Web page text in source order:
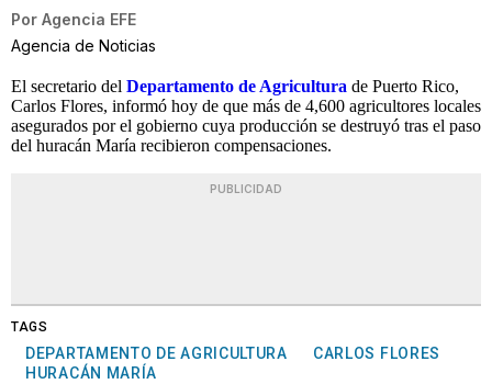
Por Agencia EFE
Agencia de Noticias
El secretario del Departamento de Agricultura de Puerto Rico,
Carlos Flores, informó hoy de que más de 4,600 agricultores locales
asegurados por el gobierno cuya producción se destruyó tras el paso
del huracán María recibieron compensaciones.
PUBLICIDAD
TAGS
DEPARTAMENTO DE AGRICULTURA
CARLOS FLORES
HURACÁN MARÍA